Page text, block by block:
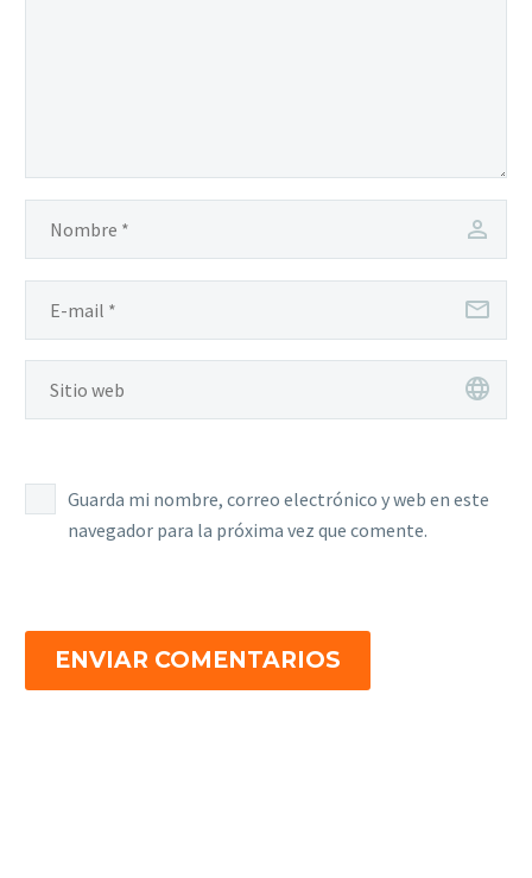
Guarda mi nombre, correo electrónico y web en este
navegador para la próxima vez que comente.
ENVIAR COMENTARIOS